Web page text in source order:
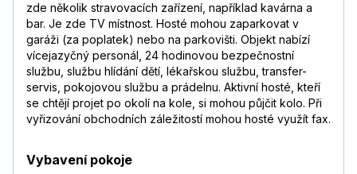
zde několik stravovacích zařízení, například kavárna a
bar. Je zde TV místnost. Hosté mohou zaparkovat v
garáži (za poplatek) nebo na parkovišti. Objekt nabízí
vícejazyčný personál, 24 hodinovou bezpečnostní
službu, službu hlídání dětí, lékařskou službu, transfer-
servis, pokojovou službu a prádelnu. Aktivní hosté, kteří
se chtějí projet po okolí na kole, si mohou půjčit kolo. Při
vyřizování obchodních záležitostí mohou hosté využít fax.
Vybavení pokoje